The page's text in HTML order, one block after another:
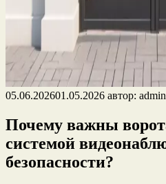
05.06.202601.05.2026 автор:
Почему важны
системой
безопасности?